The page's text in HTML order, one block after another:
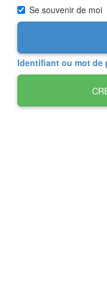
Se souvenir de moi
Identifiant ou mot de